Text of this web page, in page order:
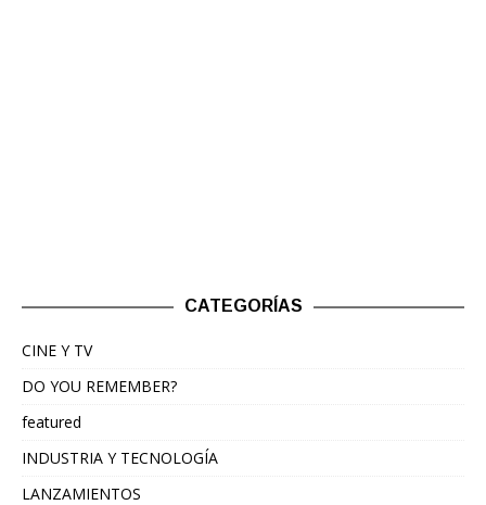
CATEGORÍAS
CINE Y TV
DO YOU REMEMBER?
featured
INDUSTRIA Y TECNOLOGÍA
LANZAMIENTOS